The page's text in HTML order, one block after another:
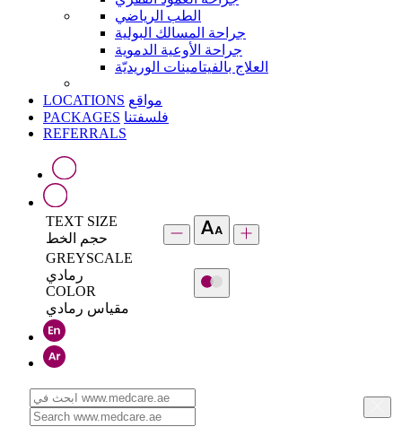
الطب الرياضي
جراحة المسالك البولية
جراحة الأوعية الدموية
العلاج بالفيتامينات الوريديّة
LOCATIONS مواقع
PACKAGES فلسفتنا
REFERRALS
TEXT SIZE
حجم الخط
GREYSCALE
رمادي
COLOR
مقياس رمادي